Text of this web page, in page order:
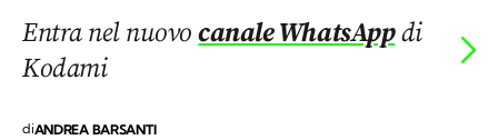
Entra nel nuovocanale WhatsAppdi
Kodami
diANDREA BARSANTI